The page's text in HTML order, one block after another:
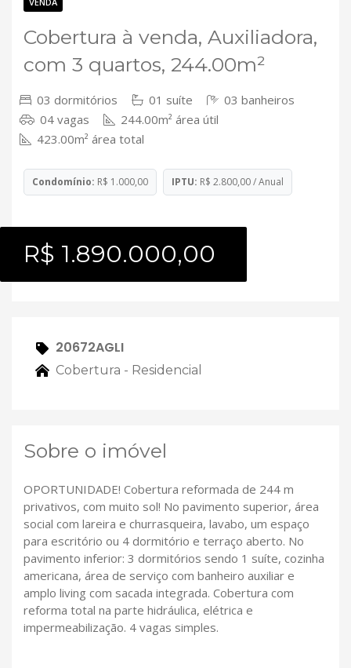
Cobertura à venda, Auxiliadora,
com 3 quartos, 244.00m²
03 dormitórios 01 suíte
03 banheiros
04 vagas
244.00m² área útil
423.00m² área total
Condomínio: R$ 1.000,00 IPTU: R$ 2.800,00 / Anual
R$ 1.890.000,00
20672AGLI
Cobertura - Residencial
Sobre o imóvel
OPORTUNIDADE! Cobertura reformada de 244 m
privativos, com muito sol! No pavimento superior, área
social com lareira e churrasqueira, lavabo, um espaço
para escritório ou 4 dormitório e terraço aberto. No
pavimento inferior: 3 dormitórios sendo 1 suíte, cozinha
americana, área de serviço com banheiro auxiliar e
amplo living com sacada integrada. Cobertura com
reforma total na parte hidráulica, elétrica e
impermeabilização. 4 vagas simples.